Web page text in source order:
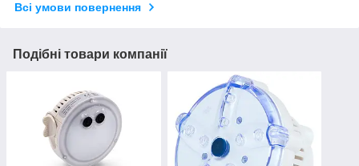
Всі умови повернення
Подібні товари компанії